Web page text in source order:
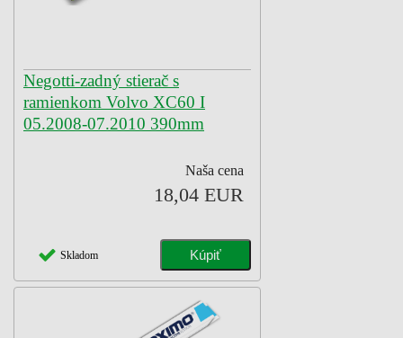
Negotti-zadný stierač s
ramienkom Volvo XC60 I
05.2008-07.2010 390mm
Naša cena
18,04 EUR
Skladom